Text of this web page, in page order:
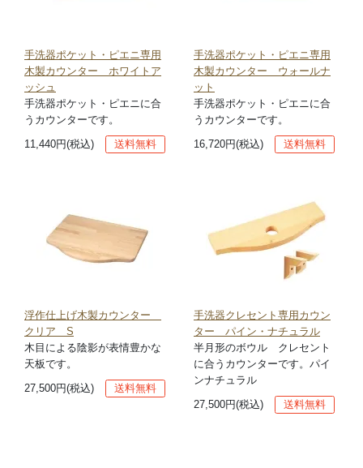
手洗器ポケット・ピエニ専用
木製カウンター ホワイトア
ッシュ
手洗器ポケット・ピエニに合
うカウンターです。
11,440円(税込)
送料無料
手洗器ポケット・ピエニ専用
木製カウンター ウォールナ
ット
手洗器ポケット・ピエニに合
うカウンターです。
16,720円(税込)
送料無料
浮作仕上げ木製カウンター
クリア S
木目による陰影が表情豊かな
天板です。
27,500円(税込)
送料無料
手洗器クレセント専用カウン
ター パイン・ナチュラル
半月形のボウル クレセント
に合うカウンターです。パイ
ンナチュラル
27,500円(税込)
送料無料